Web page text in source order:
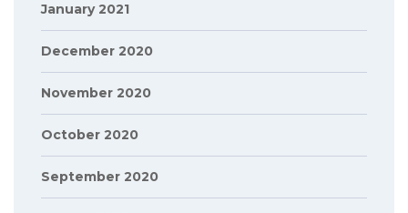
January 2021
December 2020
November 2020
October 2020
September 2020